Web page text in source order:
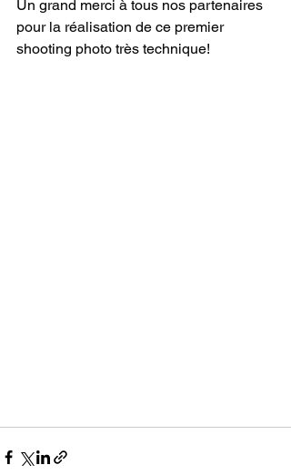
Un grand merci à tous nos partenaires
pour la réalisation de ce premier
shooting photo très technique!